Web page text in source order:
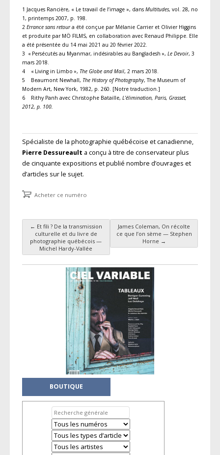
1 Jacques Rancière, « Le travail de l’image », dans Multitudes, vol. 28, no
1, printemps 2007, p. 198.
2 Errance sans retoura été conçue par Mélanie Carrier et Olivier Higgins
et produite par MÖ FILMS, en collaboration avec Renaud Philippe. Elle
a été présentée du 14 mai 2021 au 20 février 2022.
3 « Persécutés au Myanmar, indésirables au Bangladesh », Le Devoir, 3
mars 2018.
4 « Living in Limbo », The Globe and Mail, 2 mars 2018.
5 Beaumont Newhall, The History of Photography, The Museum of
Modern Art, New York, 1982, p. 260. [Notre traduction.]
6 Rithy Panh avec Christophe Bataille, L’élimination, Paris, Grasset,
2012, p. 100.
Spécialiste de la photographie québécoise et canadienne,
Pierre Dessureault a conçu à titre de conservateur plus
de cinquante expositions et publié nombre d’ouvrages et
d’articles sur le sujet.
Acheter ce numéro
Navigation des articles
← Et fili ? De la transmission
culturelle et du livre de
photographie québécois —
Michel Hardy-Vallée
James Coleman, On récolte
ce que l’on sème — Stephen
Horne →
BOUTIQUE